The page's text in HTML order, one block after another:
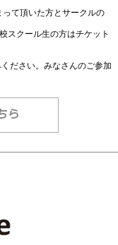
て頂いた方とサークルの
クール生の方はチケット
ださい。みなさんのご参加